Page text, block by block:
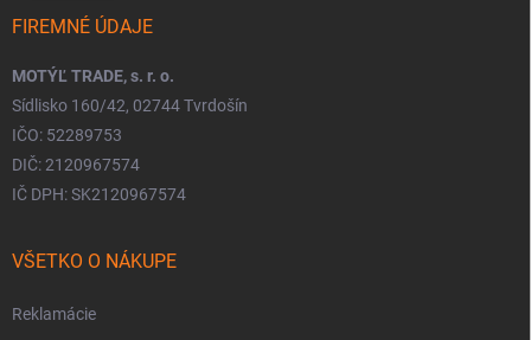
FIREMNÉ ÚDAJE
MOTÝĽ TRADE, s. r. o.
Sídlisko 160/42, 02744 Tvrdošín
IČO: 52289753
DIČ: 2120967574
IČ DPH: SK2120967574
VŠETKO O NÁKUPE
Reklamácie